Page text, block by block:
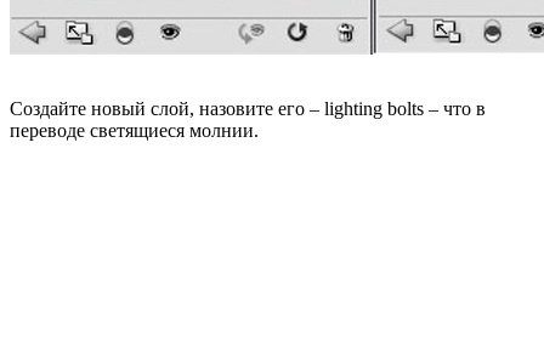
Создайте новый слой, назовите его – lighting bolts – что в
переводе светящиеся молнии.